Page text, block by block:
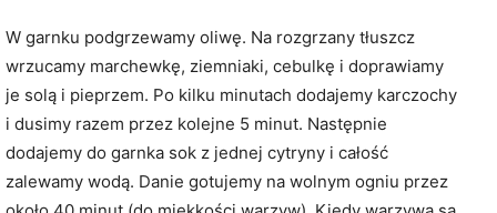
W garnku podgrzewamy oliwę. Na rozgrzany tłuszcz
wrzucamy marchewkę, ziemniaki, cebulkę i doprawiamy
je solą i pieprzem. Po kilku minutach dodajemy karczochy
i dusimy razem przez kolejne 5 minut. Następnie
dodajemy do garnka sok z jednej cytryny i całość
zalewamy wodą. Danie gotujemy na wolnym ogniu przez